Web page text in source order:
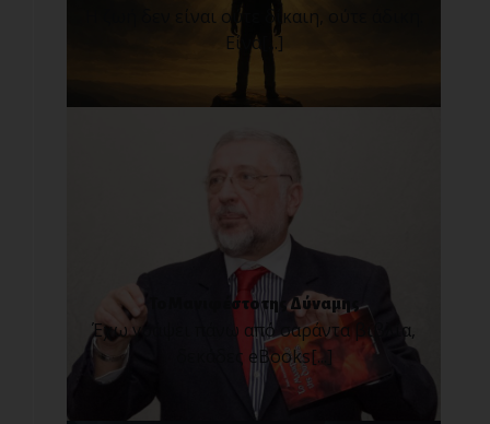
Η ζωή δεν είναι ούτε δίκαιη, ούτε άδικη.
Είνα[...]
Το Μανιφέστο της Δύναμης
Έχω γράψει πάνω από σαράντα βιβλία,
δεκάδες eBooks[...]